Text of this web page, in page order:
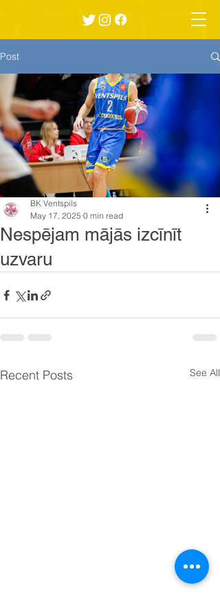
Post
Nespējam mājās izcīnīt
uzvaru
BK Ventspils
May 17, 2025 0 min read
Recent Posts See All